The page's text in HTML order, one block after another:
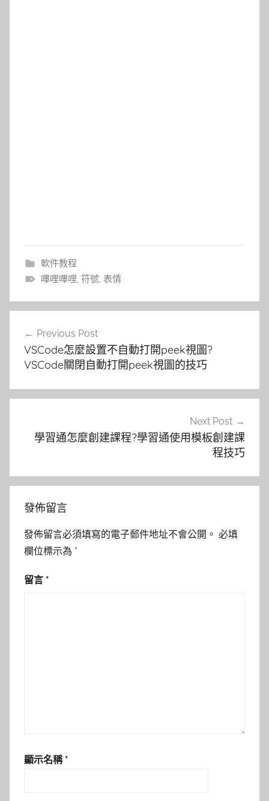
軟件教程
嗶哩嗶哩, 符號, 表情
章
導
覽
Previous Post
VSCode怎麼設置不自動打開peek視圖?
VSCode關閉自動打開peek視圖的技巧
Next Post
學習通怎麼創建課程?學習通使用模板創建課
程技巧
發佈留言
發佈留言必須填寫的電子郵件地址不會公開。 必填
欄位標示為 *
留言 *
顯示名稱 *